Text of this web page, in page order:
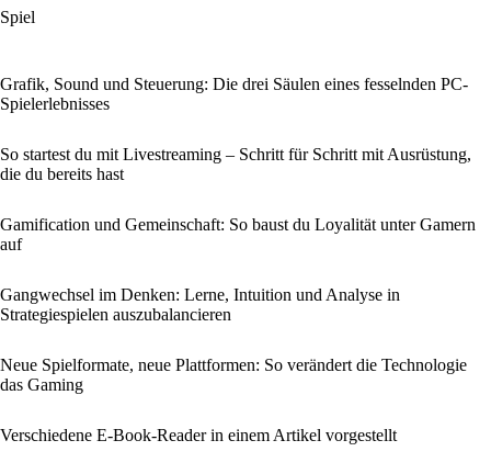
Spiel
Grafik, Sound und Steuerung: Die drei Säulen eines fesselnden PC-
Spielerlebnisses
So startest du mit Livestreaming – Schritt für Schritt mit Ausrüstung,
die du bereits hast
Gamification und Gemeinschaft: So baust du Loyalität unter Gamern
auf
Gangwechsel im Denken: Lerne, Intuition und Analyse in
Strategiespielen auszubalancieren
Neue Spielformate, neue Plattformen: So verändert die Technologie
das Gaming
Verschiedene E-Book-Reader in einem Artikel vorgestellt